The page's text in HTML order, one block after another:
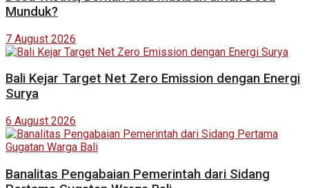
Munduk?
7 August 2026
Bali Kejar Target Net Zero Emission dengan Energi
Surya
6 August 2026
Banalitas Pengabaian Pemerintah dari Sidang